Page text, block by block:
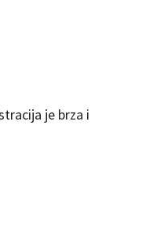
je brza i